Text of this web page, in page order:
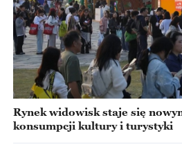
Rynek widowisk staje się
konsumpcji kultury i turystyki